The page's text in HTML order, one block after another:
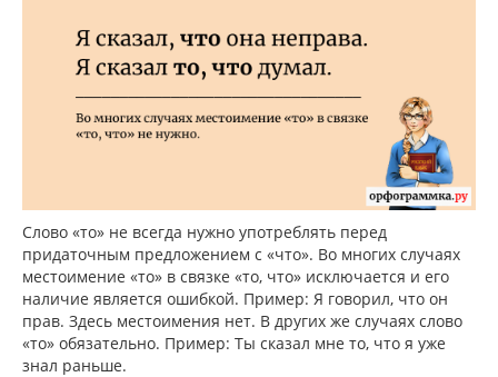
Слово «то» не всегда нужно употреблять перед
придаточным предложением с «что». Во многих случаях
местоимение «то» в связке «то, что» исключается и его
наличие является ошибкой. Пример: Я говорил, что он
прав. Здесь местоимения нет. В других же случаях слово
«то» обязательно. Пример: Ты сказал мне то, что я уже
знал раньше.